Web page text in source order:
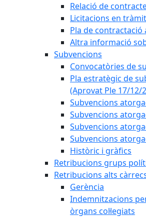
Relació de
Licitacions en tràmit
Pla de contractació
Altra informació
Subvencions
Convocatòries de
Pla estratègic de
(Aprovat Ple 17/12/
Subvencions
Subvencions
Subvencions
Subvencions
Històric i gràfics
Retribucions grups
Retribucions alts
Gerència
Indemnitzacions
òrgans col·legiats